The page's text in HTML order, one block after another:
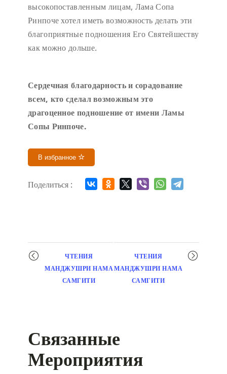
высокопоставленным лицам, Лама Сопа
Ринпоче хотел иметь возможность делать эти
благоприятные подношения Его Святейшеству
как можно дольше.
Сердечная благодарность и сорадование
всем, кто сделал возможным это
драгоценное подношение от имени Ламы
Сопы Ринпоче.
В избранное
Поделиться :
Мероприятие
навигация
ЧТЕНИЯ
МАНДЖУШРИ НАМА
САМГИТИ
ЧТЕНИЯ
МАНДЖУШРИ НАМА
САМГИТИ
Связанные
Мероприятия